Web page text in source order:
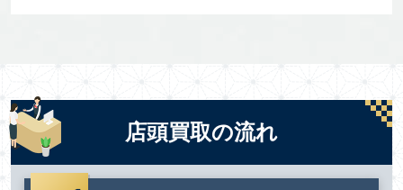
店頭買取の流れ